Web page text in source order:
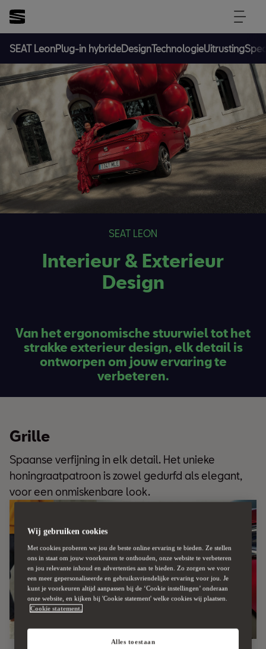
SEAT LeonPlug-in hybrideDesignTechnologieUitrusting
SEAT LEON
Interieur & Exterieur
Design
Van het ergonomische stuurwiel tot het
strakke exterieur design, elk detail is
ontworpen om jouw ervaring te
verbeteren.
Grille
Spaanse verfijning in elk detail. Het unieke
honingraatpatroon is zowel gedurfd als elegant,
voor een onmiskenbare look.
Wij gebruiken cookies
Met cookies proberen we jou de beste online ervaring te bieden. Ze stellen
ons in staat om jouw voorkeuren te onthouden, onze website te verbeteren
en jou relevante inhoud en advertenties aan te bieden. Zo zorgen we voor
een meer gepersonaliseerde en gebruiksvriendelijke ervaring voor jou. Je
kunt je voorkeuren altijd aanpassen bij de ‘Cookie instellingen’ onderaan
onze website, en kijken bij 'Cookie statement' welke cookies wij plaatsen.
Cookie statement.
Alles toestaan